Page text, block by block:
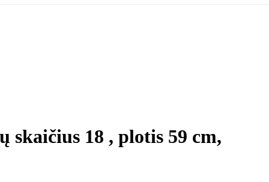
skaičius 18 , plotis 59 cm,